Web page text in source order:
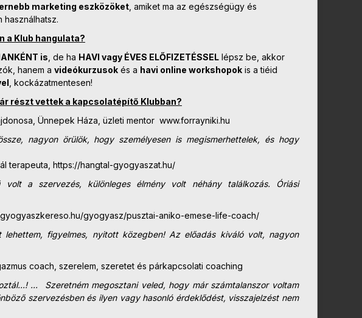
marketing eszközöket , amiket ma az egészségügy és
a Klub hangulata?
is , de ha HAVI vagy ÉVES ELŐFIZETÉSSEL lépsz be, akkor
hanem a videókurzusok és a havi online workshopok is a tiéid
, kockázatmentesen!
részt vettek a kapcsolatépítő Klubban?
Ünnepek Háza, üzleti mentor www.forrayniki.hu
nagyon örülök, hogy személyesen is megismerhettelek, és hogy
terapeuta, https://hangtal-gyogyaszat.hu/
volt a szervezés, különleges élmény volt néhány találkozás. Óriási
gyogyaszkereso.hu/gyogyasz/pusztai-aniko-emese-life-coach/
lehettem, figyelmes, nyitott közegben! Az előadás kiváló volt, nagyon
coach, szerelem, szeretet és párkapcsolati coaching
... Szeretném megosztani veled, hogy már számtalanszor voltam
szervezésben és ilyen vagy hasonló érdeklődést, visszajelzést nem